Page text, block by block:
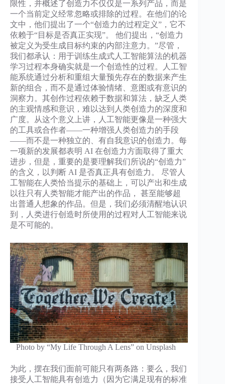
限性，并概述了创造力不仅仅是一系列产品，而是
一个当前定义经常忽略或排除的过程。在他们的论
文中，他们提出了一个“创造力的过程定义”，它不
依赖于“目标是否真正实现”。 他们提出，“创造力
被定义为受生成目标约束的内部注意力。”尽管，
我们都承认：用于训练生成式人工智能算法的机器
学习过程本身确实就是一个创造性的过程。人工智
能系统通过分析和重组大量预先存在的数据来产生
新的组合，而不是通过体验情绪、意图或有意识的
洞察力。其创作过程依赖于数据和算法，缺乏人类
的主观情感和意识，难以达到人类创造力的深度和
广度。从这个意义上讲，人工智能更像是一种强大
的工具或合作者——一种增强人类创造力的手段
——而不是一种独立的、有自我意识的创造力。每
一项新的发展都表明 AI 在创造力方面取得了重大
进步，但是，重要的是要理解我们所说的“创造力”
的含义，以判断 AI 是否真正具有创造力。 尽管人
工智能在人类恰当提示的基础上，可以产出和生成
以往只有人类智能才能产出的作品， 甚至能够超
出普通人想象的作品。但是，我们必须清醒地认识
到，人类进行创造时所使用的过程对人工智能来说
是不可能的。
Photo by “My Life Through A Lens” on Unsplash
为此，摆在我们面前可能只有两条路：要么，我们
接受人工智能具有创造力（因为它满足现有的标准